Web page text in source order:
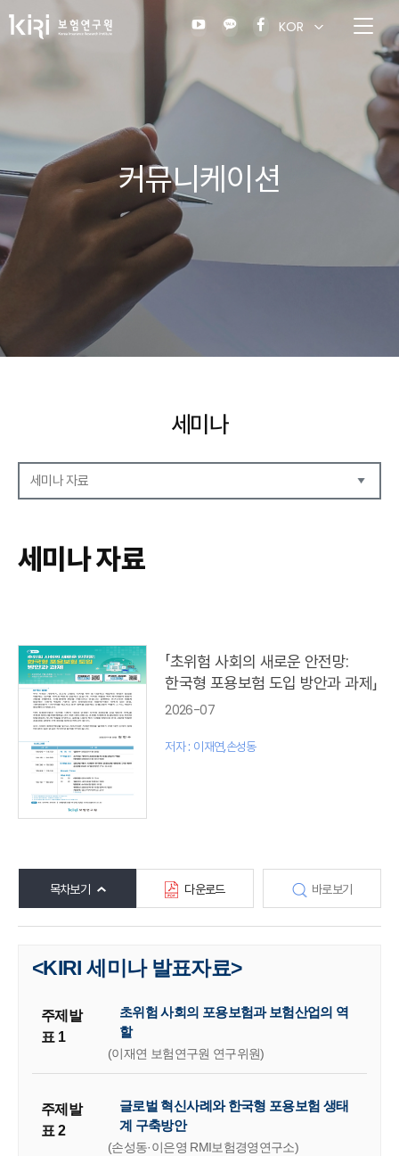
KOR
커뮤니케이션
세미나
세미나 자료
세미나 포토
세미나 자료
「초위험 사회의 새로운 안전망:
한국형 포용보험 도입 방안과 과제」
2026-07
저자 : 이재연,손성동
목차보기 다운로드 바로보기
<KIRI 세미나 발표자료>
주제발
표 1
초위험 사회의 포용보험과 보험산업의 역
할
(이재연 보험연구원 연구위원)
주제발
표 2
글로벌 혁신사례와 한국형 포용보험 생태
계 구축방안
(손성동·이은영 RMI보험경영연구소)